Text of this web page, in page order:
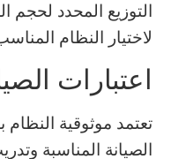
التوزيع المحدد لحجم
لاختيار النظام المناسب
اعتبارات
تعتمد موثوقية
الصيانة المناسبة